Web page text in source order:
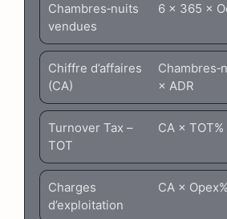
Chambres‑nuits
vendues
6 × 365 ×
Chiffre d’affaires
(CA)
× ADR
Turnover Tax –
TOT
CA × TOT%
Charges
d’exploitation
CA × Opex%